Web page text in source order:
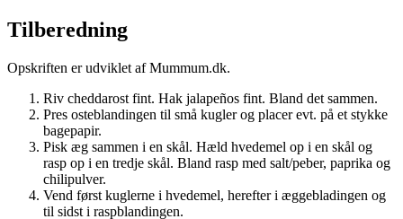
Tilberedning
Opskriften er udviklet af Mummum.dk.
Riv cheddarost fint. Hak jalapeños fint. Bland det sammen.
Pres osteblandingen til små kugler og placer evt. på et stykke
bagepapir.
Pisk æg sammen i en skål. Hæld hvedemel op i en skål og
rasp op i en tredje skål. Bland rasp med salt/peber, paprika og
chilipulver.
Vend først kuglerne i hvedemel, herefter i æggebladingen og
til sidst i raspblandingen.